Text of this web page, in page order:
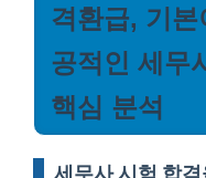
격환급, 기
공적인 세무
핵심 분석
세무사 시험 합